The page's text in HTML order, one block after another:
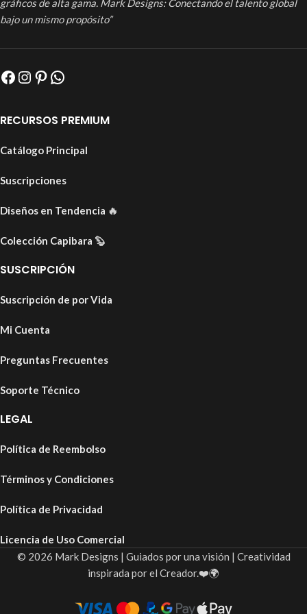
gráficos de alta gama. Mark Designs: Conectando el talento global
bajo un mismo propósito”
RECURSOS PREMIUM
Catálogo Principal
Suscripciones
Diseños en Tendencia 🔥
Colección Capibara 🦫
SUSCRIPCIÓN
Suscripción de por Vida
Mi Cuenta
Preguntas Frecuentes
Soporte Técnico
LEGAL
Política de Reembolso
Términos y Condiciones
Política de Privacidad
Licencia de Uso Comercial
© 2026 Mark Designs | Guiados por una visión | Creatividad
inspirada por el Creador.❤️🌍